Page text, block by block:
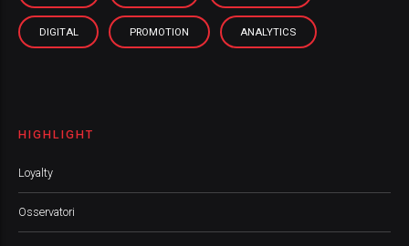
DIGITAL PROMOTION ANALYTICS
HIGHLIGHT
Loyalty
Osservatori